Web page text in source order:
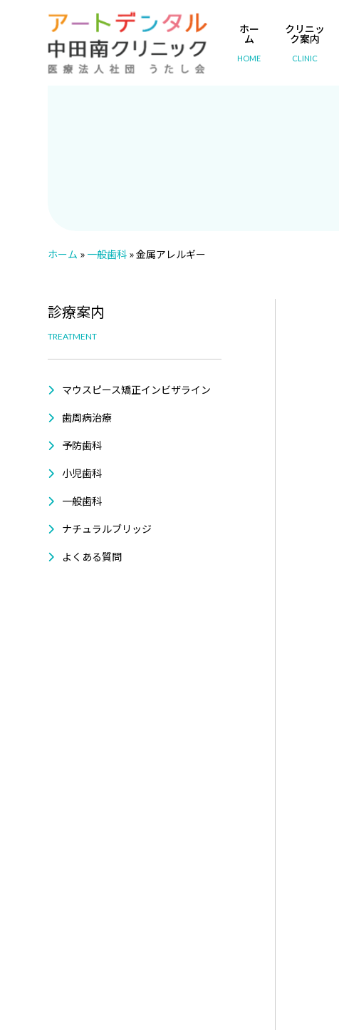
ホー
ム
HOME
クリニッ
ク案内
CLINIC
ホーム » 一般歯科 »金属アレルギー
診療案内
TREATMENT
マウスピース矯正インビザライン
歯周病治療
予防歯科
小児歯科
一般歯科
ナチュラルブリッジ
よくある質問